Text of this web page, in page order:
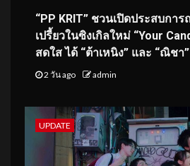
“PP KRIT” ชวนเปิดประสบก
เปรี้ยวในซิงเกิลใหม่ “Your
สดใส ได้ “ต้าเหนิง” และ “ณิชา
2 วัน ago admin
UPDATE